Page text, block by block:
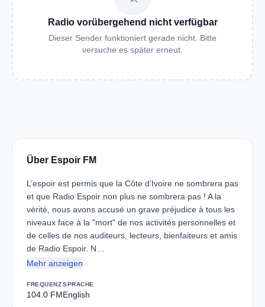
Radio vorübergehend nicht verfügbar
Dieser Sender funktioniert gerade nicht. Bitte
versuche es später erneut.
Über Espoir FM
L’espoir est permis que la Côte d’Ivoire ne sombrera pas
et que Radio Espoir non plus ne sombrera pas ! A la
vérité, nous avons accusé un grave préjudice à tous les
niveaux face à la "mort" de nos activités personnelles et
de celles de nos auditeurs, lecteurs, bienfaiteurs et amis
de Radio Espoir. N…
Mehr anzeigen
FREQUENZ
104.0 FM
SPRACHE
English